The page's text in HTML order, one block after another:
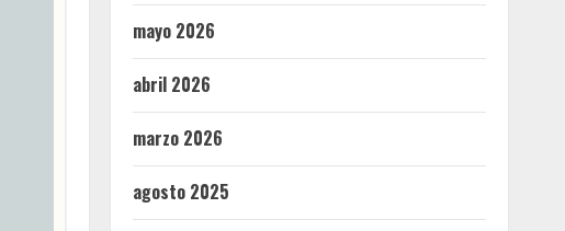
mayo 2026
abril 2026
marzo 2026
agosto 2025